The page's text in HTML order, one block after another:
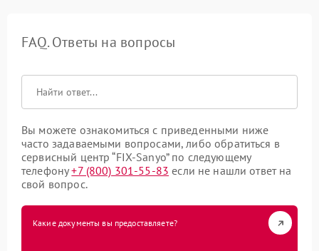
FAQ. Ответы на вопросы
Вы можете ознакомиться с приведенными ниже
часто задаваемыми вопросами, либо обратиться в
сервисный центр “FIX-Sanyo” по следующему
телефону+7 (800) 301-55-83 если не нашли ответ на
свой вопрос.
Какие документы вы предоставляете?